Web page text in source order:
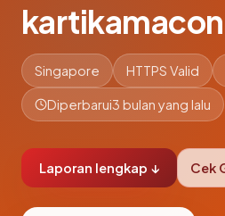
Singapore HTTPS Valid
Diperbarui3 bulan yang lalu
Laporan lengkap ↓ Cek